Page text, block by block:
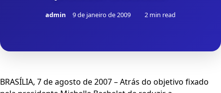
admin 9 de janeiro de 2009 2 min read
BRASÍLIA, 7 de agosto de 2007 – Atrás do objetivo fixado